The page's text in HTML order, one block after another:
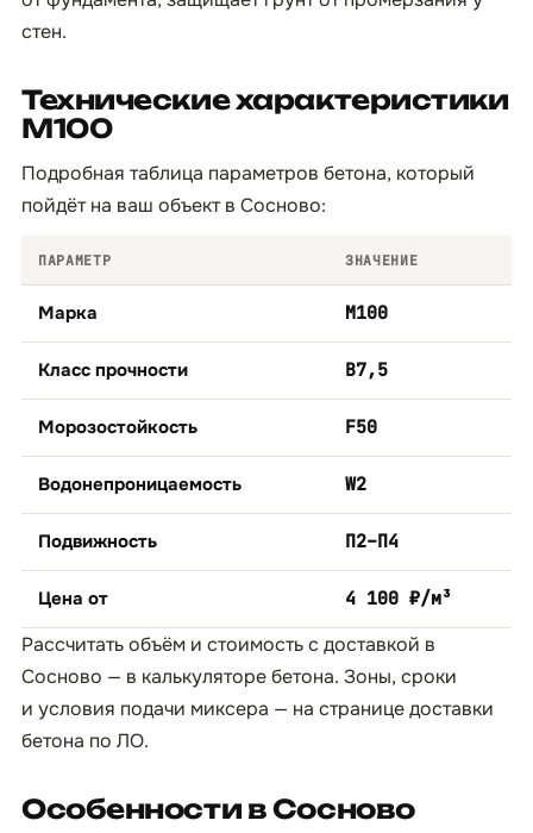
стен.
Технические характеристики
М100
Подробная таблица параметров бетона, который
пойдёт на ваш объект в Сосново:
ПАРАМЕТР ЗНАЧЕНИЕ
Марка М100
Класс прочности B7,5
Морозостойкость F50
Водонепроницаемость W2
Подвижность П2–П4
Цена от 4 100 ₽/м³
Рассчитать объём и стоимость с доставкой в
Сосново — в калькуляторе бетона. Зоны, сроки
и условия подачи миксера — на страницедоставки
бетона по ЛО.
Особенности в Сосново